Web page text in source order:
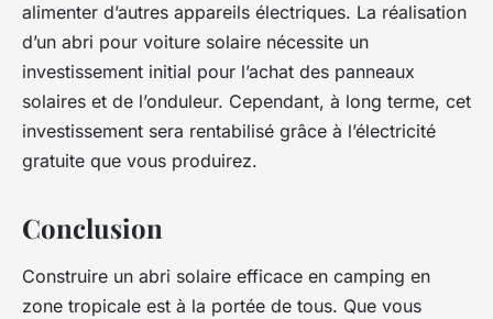
alimenter d’autres appareils électriques. La réalisation
d’un abri pour voiture solaire nécessite un
investissement initial pour l’achat des panneaux
solaires et de l’onduleur. Cependant, à long terme, cet
investissement sera rentabilisé grâce à l’électricité
gratuite que vous produirez.
Conclusion
Construire un abri solaire efficace en camping en
zone tropicale est à la portée de tous. Que vous